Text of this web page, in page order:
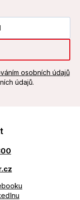
osobních údajů
údajů.